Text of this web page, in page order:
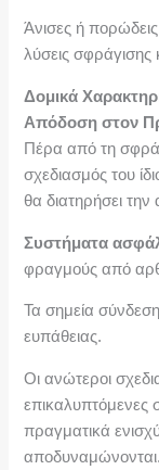
Άνισες ή πορώδεις
λύσεις
Δομικά
Απόδοση στον
Πέρα από τη
σχεδιασμός του
θα διατηρήσει
Συστήματα
φραγμούς από
Τα σημεία
ευπάθειας.
Οι ανώτεροι
επικαλυπτόμενες
πραγματικά
αποδυναμώνονται.